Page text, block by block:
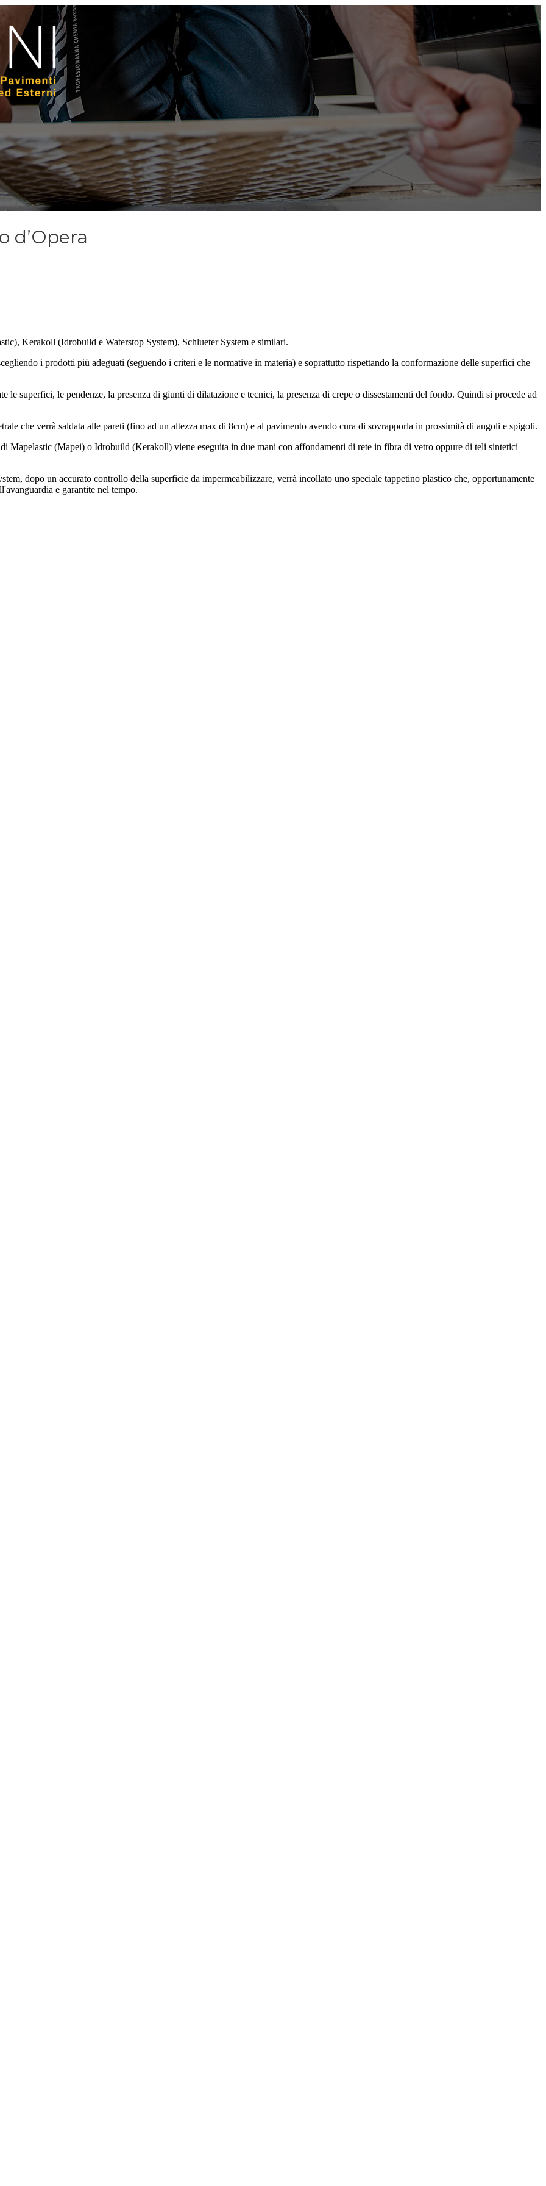
d’Opera
Kerakoll (Idrobuild e Waterstop System), Schlueter System e similari.
i prodotti più adeguati (seguendo i criteri e le normative in materia) e soprattutto rispettando la conformazione delle superfici che
le superfici, le pendenze, la presenza di giunti di dilatazione e tecnici, la presenza di crepe o dissestamenti del fondo. Quindi si procede ad
che verrà saldata alle pareti (fino ad un altezza max di 8cm) e al pavimento avendo cura di sovrapporla in prossimità di angoli e spigoli.
Mapelastic (Mapei) o Idrobuild (Kerakoll) viene eseguita in due mani con affondamenti di rete in fibra di vetro oppure di teli sintetici
dopo un accurato controllo della superficie da impermeabilizzare, verrà incollato uno speciale tappetino plastico che, opportunamente
e garantite nel tempo.